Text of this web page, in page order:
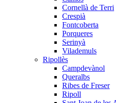
Cornellà de Terri
Crespià
Fontcoberta
Porqueres
Serinyà
Vilademuls
Ripollès
Campdevànol
Queralbs
Ribes de Freser
Ripoll